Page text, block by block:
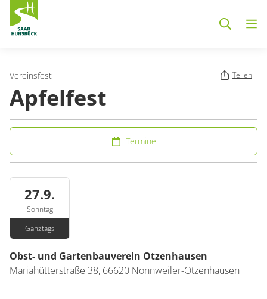
Vereinsfest Teilen
Apfelfest
Termine
27.9.
Sonntag
Ganztags
Obst- und Gartenbauverein Otzenhausen
Mariahütterstraße 38, 66620 Nonnweiler-Otzenhausen